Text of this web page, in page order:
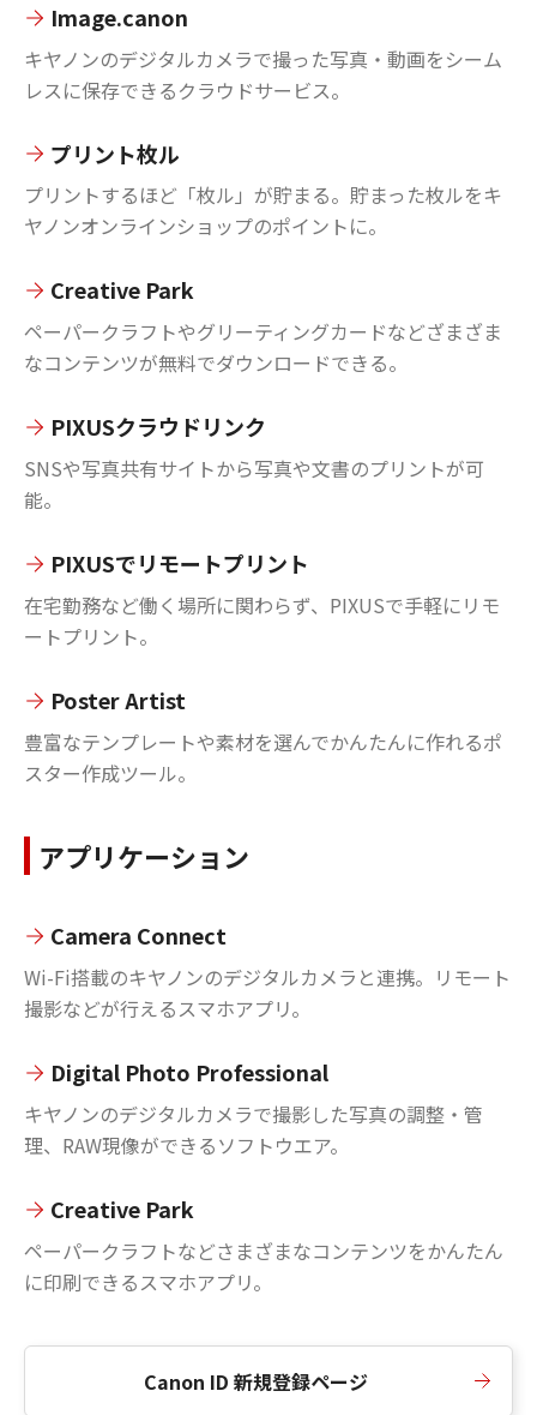
Image.canon
キヤノンのデジタルカメラで撮った写真・動画をシーム
レスに保存できるクラウドサービス。
プリント枚ル
プリントするほど「枚ル」が貯まる。貯まった枚ルをキ
ヤノンオンラインショップのポイントに。
Creative Park
ペーパークラフトやグリーティングカードなどざまざま
なコンテンツが無料でダウンロードできる。
PIXUSクラウドリンク
SNSや写真共有サイトから写真や文書のプリントが可
能。
PIXUSでリモートプリント
在宅勤務など働く場所に関わらず、PIXUSで手軽にリモ
ートプリント。
Poster Artist
豊富なテンプレートや素材を選んでかんたんに作れるポ
スター作成ツール。
アプリケーション
Camera Connect
Wi-Fi搭載のキヤノンのデジタルカメラと連携。リモート
撮影などが行えるスマホアプリ。
Digital Photo Professional
キヤノンのデジタルカメラで撮影した写真の調整・管
理、RAW現像ができるソフトウエア。
Creative Park
ペーパークラフトなどさまざまなコンテンツをかんたん
に印刷できるスマホアプリ。
Canon ID 新規登録ページ